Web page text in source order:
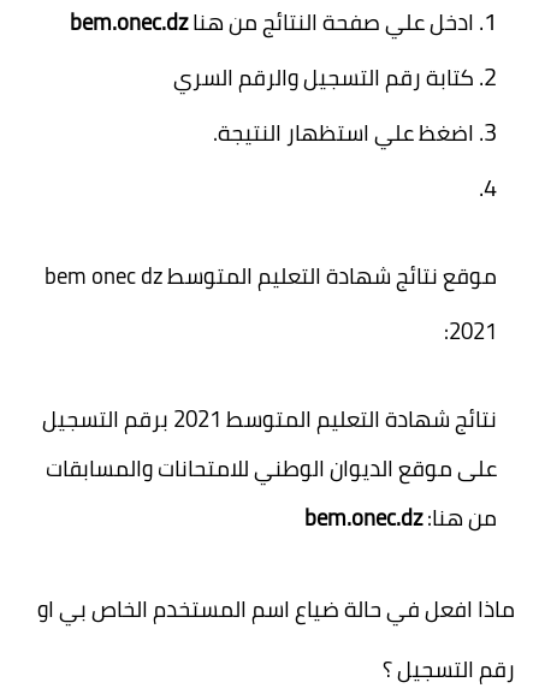
ادخل علي صفحة النتائج من هناbem.onec.dz
كتابة رقم التسجيل والرقم السري
اضغظ علي استظهار النتيجة.
موقع نتائج شهادة التعليم المتوسط bem onec dz
2021:
نتائج شهادة التعليم المتوسط 2021 برقم التسجيل
على موقع الديوان الوطني للامتحانات والمسابقات
من هنا:bem.onec.dz
ماذا افعل في حالة ضياع اسم المستخدم الخاص بي او
رقم التسجيل ؟